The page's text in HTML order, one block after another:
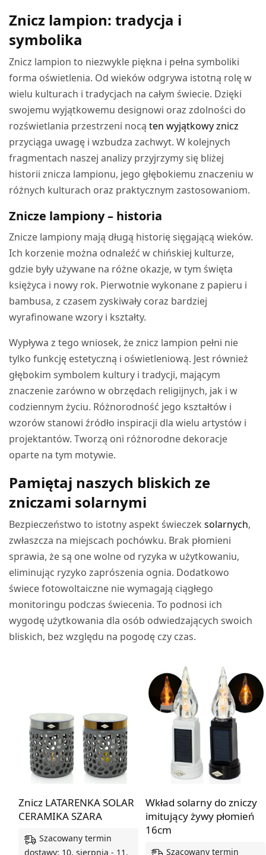
Znicz lampion: tradycja i
symbolika
Znicz lampion to niezwykle piękna i pełna symboliki
forma oświetlenia. Od wieków odgrywa istotną rolę w
wielu kulturach i tradycjach na całym świecie. Dzięki
swojemu wyjątkowemu designowi oraz zdolności do
rozświetlania przestrzeni nocąten wyjątkowy znicz
przyciąga uwagę i wzbudza zachwyt. W kolejnych
fragmentach naszej analizy przyjrzymy się bliżej
historii znicza lampionu, jego głębokiemu znaczeniu w
różnych kulturach oraz praktycznym zastosowaniom.
Znicze lampiony – historia
Znicze lampiony mają długą historię sięgającą wieków.
Ich korzenie można odnaleźć w chińskiej kulturze,
gdzie były używane na różne okazje, w tym święta
księżyca i nowy rok. Pierwotnie wykonane z papieru i
bambusa, z czasem zyskiwały coraz bardziej
wyrafinowane wzory i kształty.
Wypływa z tego wniosek, że znicz lampion pełni nie
tylko funkcję estetyczną i oświetleniową. Jest również
głębokim symbolem kultury i tradycji, mającym
znaczenie zarówno w obrzędach religijnych, jak i w
codziennym życiu. Różnorodność jego kształtów i
wzorów stanowi źródło inspiracji dla wielu artystów i
projektantów. Tworzą oni różnorodne dekoracje
oparte na tym motywie.
Pamiętaj naszych bliskich ze
zniczami solar­nymi
Bezpieczeństwo to istotny aspekt świeczeksolarnych,
zwłaszcza na miejscach pochówku. Brak płomieni
sprawia, że są one wolne od ryzyka w użytkowaniu,
eliminując ryzyko zaprószenia ognia. Dodatkowo
świece fotowoltaiczne nie wymagają ciągłego
monitoringu podczas świecenia. To podnosi ich
wygodę użytkowania dla osób odwiedzających swoich
bliskich, bez względu na pogodę czy czas.
Znicz LATARENKA SOLAR
CERAMIKA SZARA
Szacowany termin
dostawy: 10. sierpnia - 11.
Wkład solarny do zniczy
imitujący żywy płomień
16cm
Szacowany termin